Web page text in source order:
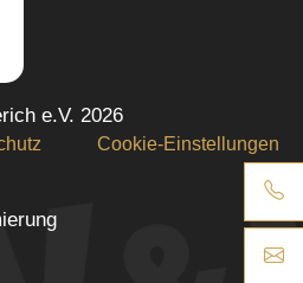
e.V. 2026
Cookie-Einstellungen